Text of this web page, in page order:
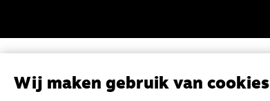
Wij maken gebruik van cookies